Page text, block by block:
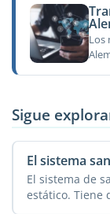
Los
Sigue
El sistema
El sistema de
estático. Tiene